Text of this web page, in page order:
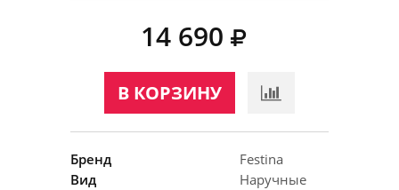
14 690
В КОРЗИНУ
Бренд
Festina
Вид
Наручные